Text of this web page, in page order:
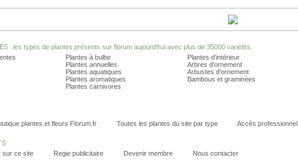
: les types de plantes présents sur florum aujourd'hui avec plus de 35000 variétés.
Plantes à bulbe
Plantes annuelles
Plantes aquatiques
Plantes aromatiques
Plantes carnivores
Plantes d'intérieur
Arbres d'ornement
Arbustes d'ornement
Bambous et graminées
plantes et fleurs Florum.fr Toutes les plantes du site par type Accès professionnel
sur ce site
Regie publicitaire Devenir membre Nous contacter